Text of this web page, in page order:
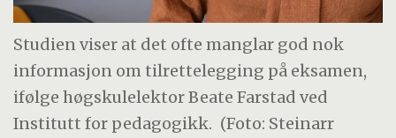
Studien viser at det ofte manglar god nok
informasjon om tilrettelegging på eksamen,
ifølge høgskulelektor Beate Farstad ved
Institutt for pedagogikk. (Foto: Steinarr